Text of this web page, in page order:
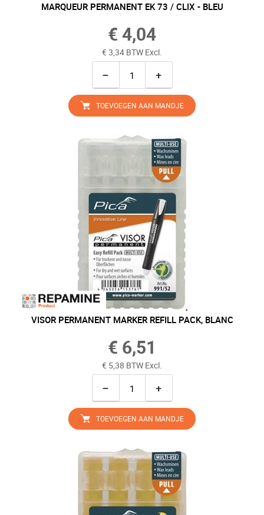
MARQUEUR PERMANENT EK 73 / CLIX - BLEU
€ 4,04
€ 3,34 BTW Excl.
− +
TOEVOEGEN AAN MANDJE
VISOR PERMANENT MARKER REFILL PACK, BLANC
€ 6,51
€ 5,38 BTW Excl.
− +
TOEVOEGEN AAN MANDJE